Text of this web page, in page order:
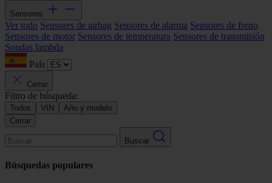
Sensores
Ver todo Sensores de airbag Sensores de alarma Sensores de freno
Sensores de motor Sensores de temperatura Sensores de transmisión
Sondas lambda
País
Cerrar
Filtro de búsqueda:
Todos VIN
Año y modelo
Cerrar
Buscar
Búsquedas populares